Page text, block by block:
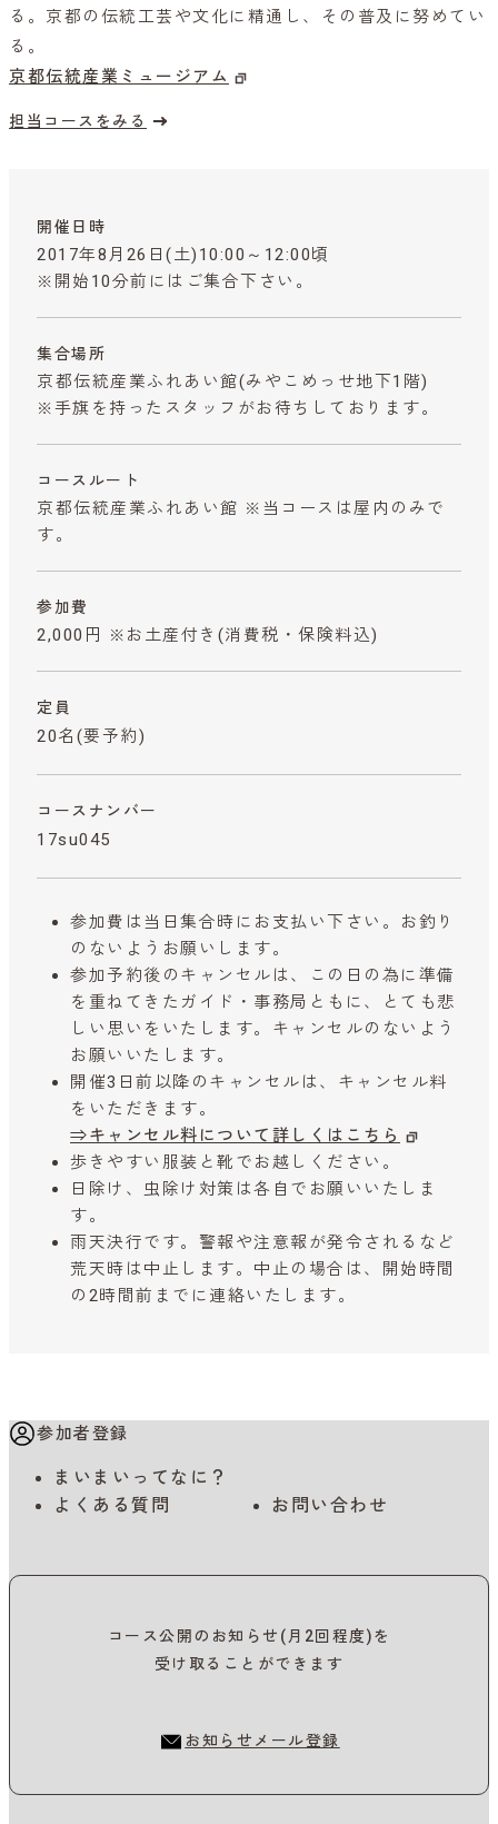
る。京都の伝統工芸や文化に精通し、その普及に努めてい
る。
京都伝統産業ミュージアム
担当コースをみる
開催日時
2017年8月26日(土)10:00～12:00頃
※開始10分前にはご集合下さい。
集合場所
京都伝統産業ふれあい館(みやこめっせ地下1階)
※手旗を持ったスタッフがお待ちしております。
コースルート
京都伝統産業ふれあい館 ※当コースは屋内のみで
す。
参加費
2,000円 ※お土産付き (消費税・保険料込)
定員
20名(要予約)
コースナンバー
17su045
参加費は当日集合時にお支払い下さい。お釣り
のないようお願いします。
参加予約後のキャンセルは、この日の為に準備
を重ねてきたガイド・事務局ともに、とても悲
しい思いをいたします。キャンセルのないよう
お願いいたします。
開催3日前以降のキャンセルは、キャンセル料
をいただきます。
⇒キャンセル料について詳しくはこちら
歩きやすい服装と靴でお越しください。
日除け、虫除け対策は各自でお願いいたしま
す。
雨天決行です。警報や注意報が発令されるなど
荒天時は中止します。中止の場合は、開始時間
の2時間前までに連絡いたします。
参加者登録
まいまいってなに？
よくある質問
お問い合わせ
コース公開のお知らせ(月2回程度)を
受け取ることができます
お知らせメール登録